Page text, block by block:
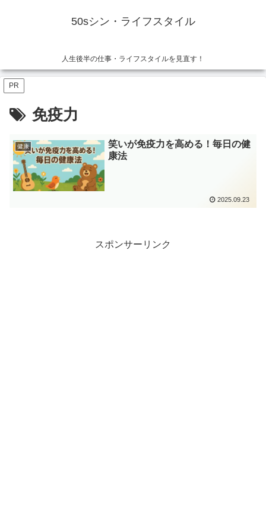
50sシン・ライフスタイル
人生後半の仕事・ライフスタイルを見直す！
PR
免疫力
健康
笑いが免疫力を高める！毎日の健
康法
2025.09.23
スポンサーリンク